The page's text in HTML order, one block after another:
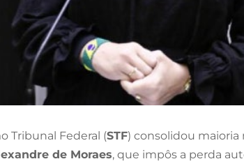
Tribunal Federal (STF) consolidou maioria
de Moraes, que impôs a perda